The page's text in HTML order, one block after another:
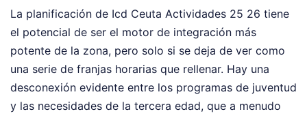
La planificación de Icd Ceuta Actividades 25 26 tiene
el potencial de ser el motor de integración más
potente de la zona, pero solo si se deja de ver como
una serie de franjas horarias que rellenar. Hay una
desconexión evidente entre los programas de juventud
y las necesidades de la tercera edad, que a menudo